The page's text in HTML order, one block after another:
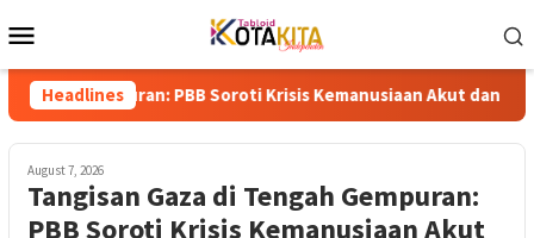
to
Menu
Headlines
PBB Soroti Krisis Kemanusiaan Akut dan Kekerasan
August 7, 2026
Tangisan Gaza di Tengah Gempuran:
PBB Soroti Krisis Kemanusiaan Akut